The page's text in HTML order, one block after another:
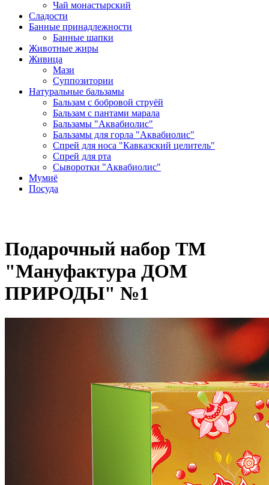
Чай монастырский
Сладости
Банные принадлежности
Банные шапки
Животные жиры
Живица
Мази
Суппозитории
Натуральные бальзамы
Бальзам с бобровой струёй
Бальзам с пантами марала
Бальзамы "Аквабиолис"
Бальзамы для горла "Аквабиолис"
Спрей для носа "Кавказский целитель"
Спрей для рта
Сыворотки "Аквабиолис"
Мумиё
Посуда
Подарочный набор ТМ
"Мануфактура ДОМ
ПРИРОДЫ" №1